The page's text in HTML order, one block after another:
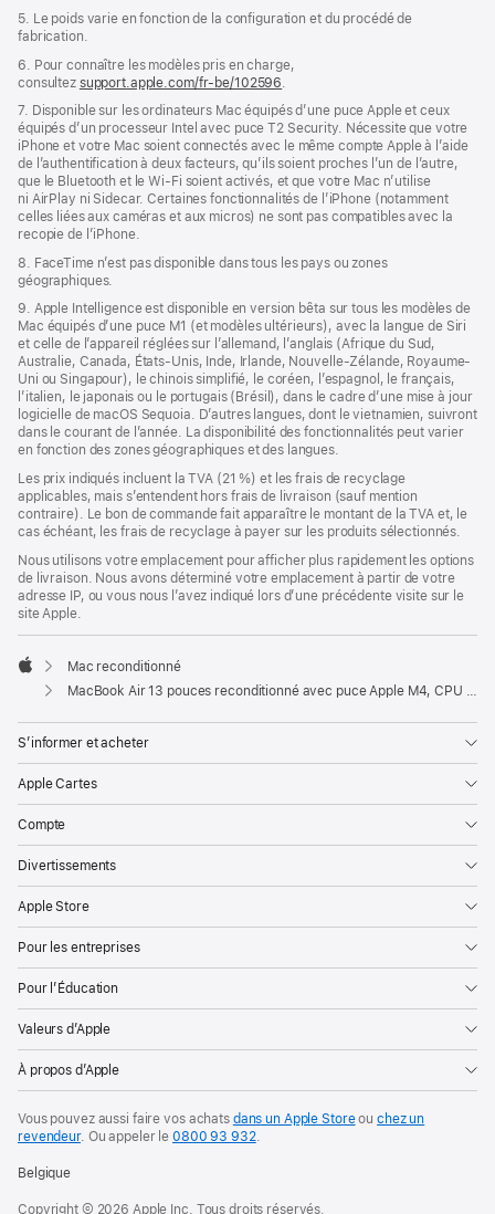
5. Le poids varie en fonction de la configuration et du procédé de
fabrication.
6. Pour connaître les modèles pris en charge,
consultez support.apple.com/fr-be/102596
7. Disponible sur les ordinateurs Mac équipés d’une puce Apple et ceux
équipés d’un processeur Intel avec puce T2 Security. Nécessite que votre
iPhone et votre Mac soient connectés avec le même compte Apple à l’aide
de l’authentification à deux facteurs, qu’ils soient proches l’un de l’autre,
que le Bluetooth et le Wi-Fi soient activés, et que votre Mac n’utilise
ni AirPlay ni Sidecar. Certaines fonctionnalités de l’iPhone (notamment
celles liées aux caméras et aux micros) ne sont pas compatibles avec la
recopie de l’iPhone.
8. FaceTime n’est pas disponible dans tous les pays ou zones
géographiques.
9. Apple Intelligence est disponible en version bêta sur tous les modèles de
Mac équipés d’une puce M1 (et modèles ultérieurs), avec la langue de Siri
et celle de l’appareil réglées sur l’allemand, l’anglais (Afrique du Sud,
Australie, Canada, États-Unis, Inde, Irlande, Nouvelle-Zélande, Royaume-
Uni ou Singapour), le chinois simplifié, le coréen, l’espagnol, le français,
l’italien, le japonais ou le portugais (Brésil), dans le cadre d’une mise à jour
logicielle de macOS Sequoia. D’autres langues, dont le vietnamien, suivront
dans le courant de l’année. La disponibilité des fonctionnalités peut varier
en fonction des zones géographiques et des langues.
Les prix indiqués incluent la TVA (21 %) et les frais de recyclage
applicables, mais s’entendent hors frais de livraison (sauf mention
contraire). Le bon de commande fait apparaître le montant de la TVA et, le
cas échéant, les frais de recyclage à payer sur les produits sélectionnés.
Nous utilisons votre emplacement pour afficher plus rapidement les options
de livraison. Nous avons déterminé votre emplacement à partir de votre
adresse IP, ou vous nous l’avez indiqué lors d’une précédente visite sur le
site Apple.
Apple
Mac reconditionné
MacBook Air 13 pouces reconditionné avec puce Apple M4, CPU 10 cœurs et GPU 10 cœurs – Minuit
S’informer et acheter
Apple Cartes
Compte
Divertissements
Apple Store
Pour les entreprises
Pour l’Éducation
Valeurs d’Apple
À propos d’Apple
Vous pouvez aussi faire vos achats dans un Apple Storeouchez un
revendeur. Ouappeler le0800 93 932.
Belgique
Copyright © 2026 Apple Inc. Tous droits réservés.